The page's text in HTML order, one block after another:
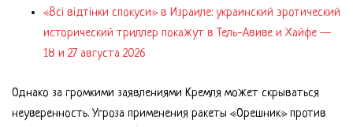
«Всі відтінки спокуси» в Израиле: украинский эротический
исторический триллер покажут в Тель-Авиве и Хайфе —
18 и 27 августа 2026
Однако за громкими заявлениями Кремля может скрываться
неуверенность. Угроза применения ракеты «Орешник» против